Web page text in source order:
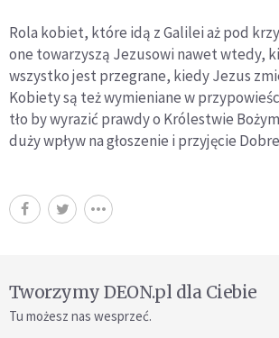
Rola kobiet, które idą z Galilei aż pod
one towarzyszą Jezusowi nawet wtedy,
wszystko jest przegrane, kiedy Jezus
Kobiety są też wymieniane w
tło by wyrazić prawdy o Królestwie
duży wpływ na głoszenie i przyjęcie
Tworzymy DEON.pl dla Ciebie
Tu możesz nas wesprzeć.